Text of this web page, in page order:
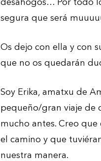
segura que será
Os dejo con ella y con
que no os quedarán
Soy Erika, amatxu de
pequeño/gran viaje de
mucho antes. Creo
el camino y que
nuestra manera.